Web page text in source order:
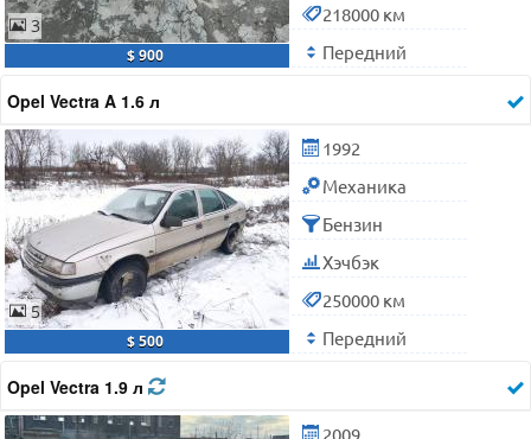
3
$ 900
218000 км
Передний
Opel Vectra A 1.6 л
5
$ 500
1992
Механика
Бензин
Хэчбэк
250000 км
Передний
Opel Vectra 1.9 л
2009